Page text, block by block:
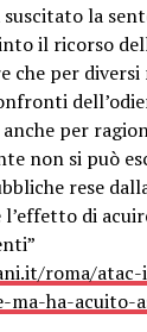
la
il ricorso
che per
per
non si può
rese
di
roma/atac-
ma-ha-acuito-